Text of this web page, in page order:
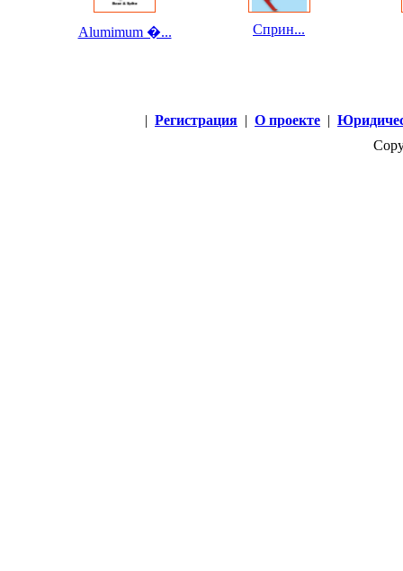
Alumimum �... Сприн...
| Регистрация | О проекте |